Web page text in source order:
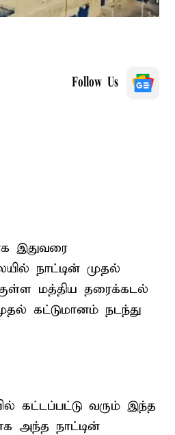
Follow Us
இதுவரை
நாட்டின் முதல்
மத்திய தரைக்கடல்
கட்டுமானம் நடந்து
கட்டப்பட்டு வரும் இந்த
அந்த நாட்டின்